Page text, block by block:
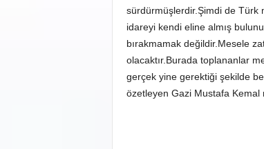
sürdürmüşlerdir.Şimdi de Türk
idareyi kendi eline almış
bırakmamak değildir.Mesele
olacaktır.Burada toplananlar
gerçek yine gerektiği şekilde
özetleyen Gazi Mustafa Kemal